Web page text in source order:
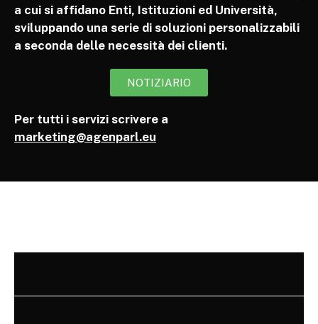
a cui si affidano Enti, Istituzioni ed Università,
sviluppando una serie di soluzioni personalizzabili
a seconda delle necessità dei clienti.
NOTIZIARIO
Per tutti i servizi scrivere a
marketing@agenparl.eu